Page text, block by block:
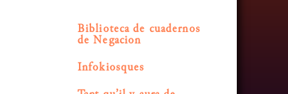
Biblioteca de cuadernos
de Negacion
Infokiosques